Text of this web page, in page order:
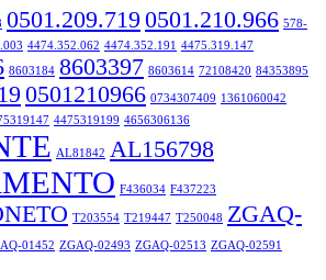
0501.209.719 0501.210.966 578-
4474.352.062 4474.352.191 4475.319.147
8603184 8603397 8603614 72108420 84353895
0501210966 0734307409 1361060042
4475319199 4656306136
AL81842 AL156798
F436034 F437223
T203554 T219447 T250048 ZGAQ-
01452 ZGAQ-02493 ZGAQ-02513 ZGAQ-02591